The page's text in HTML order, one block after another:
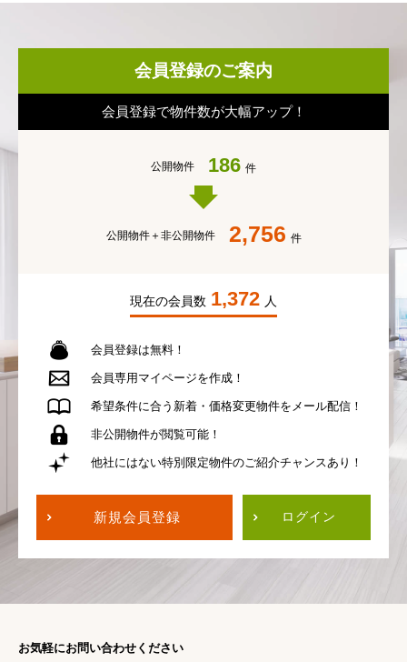
会員登録のご案内
会員登録で物件数が大幅アップ！
公開物件 186 件
公開物件＋非公開物件 2,756 件
現在の会員数 1,372 人
会員登録は無料！
会員専用 マイページを作成！
希望条件に合う 新着・価格変更物件を メール配信！
非公開物件が閲覧可能！
他社にはない特別限定物件のご紹介チャンスあり！
新規会員登録 ログイン
お気軽にお問い合わせください